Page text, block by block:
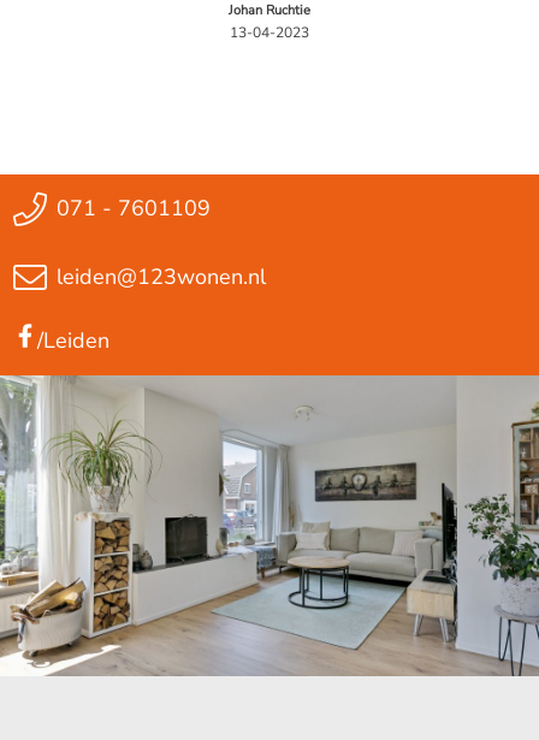
Johan Ruchtie
13-04-2023
071 - 7601109
leiden@123wonen.nl
/Leiden